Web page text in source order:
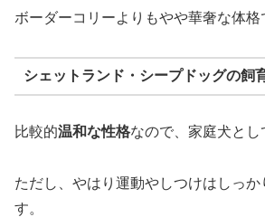
ボーダーコリーよりもやや華奢な体格
シェットランド・シープドッグの飼
比較的温和な性格なので、家庭犬とし
ただし、やはり運動やしつけはしっか
す。